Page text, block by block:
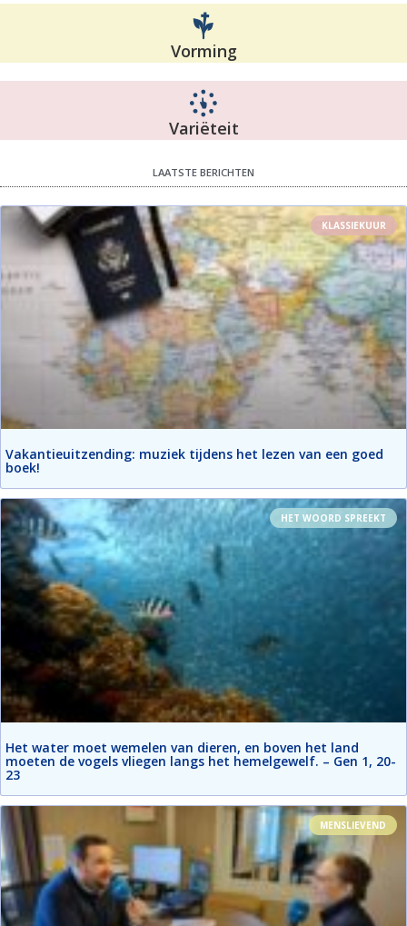
Vorming
Variëteit
LAATSTE BERICHTEN
KLASSIEKUUR
Vakantieuitzending: muziek tijdens het lezen van een goed
boek!
HET WOORD SPREEKT
Het water moet wemelen van dieren, en boven het land
moeten de vogels vliegen langs het hemelgewelf. – Gen 1, 20-
23
MENSLIEVEND